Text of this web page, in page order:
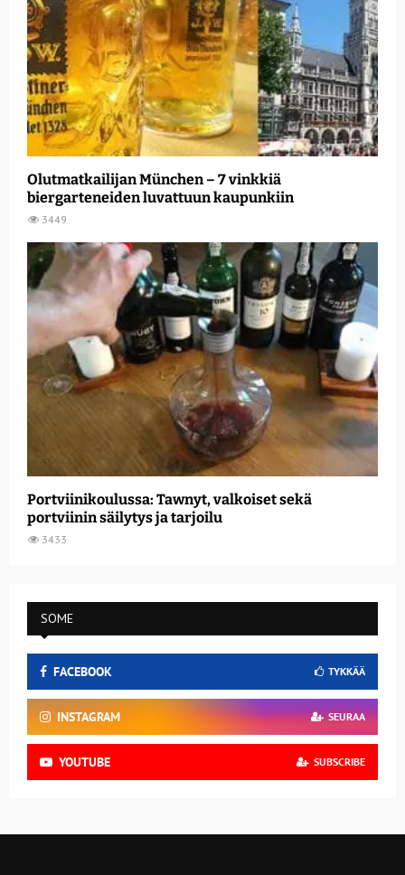
Olutmatkailijan München – 7 vinkkiä
biergarteneiden luvattuun kaupunkiin
3449
Portviinikoulussa: Tawnyt, valkoiset sekä
portviinin säilytys ja tarjoilu
3433
SOME
FACEBOOK TYKKÄÄ
INSTAGRAM SEURAA
YOUTUBE SUBSCRIBE